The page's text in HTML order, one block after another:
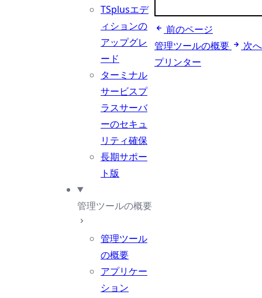
TSplusエデ
ィションの
アップグレ
ード
ターミナル
サービスプ
ラスサーバ
ーのセキュ
リティ確保
長期サポー
ト版
管理ツールの概要
管理ツール
の概要
アプリケー
ション
前のページ
管理ツールの概要
次へ
プリンター